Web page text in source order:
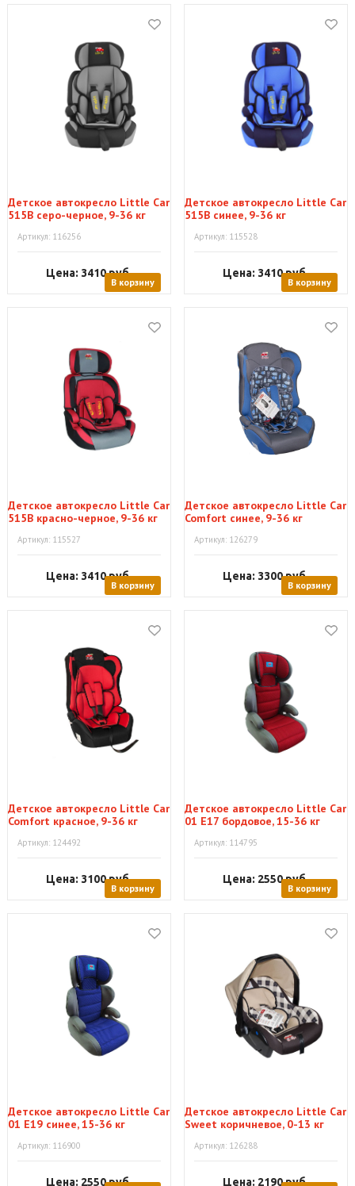
Детское автокресло Little Car
515B серо-черное, 9-36 кг
Артикул: 116256
Цена: 3410руб.
В корзину
Детское автокресло Little Car
515B синее, 9-36 кг
Артикул: 115528
Цена: 3410руб.
В корзину
Детское автокресло Little Car
515B красно-черное, 9-36 кг
Артикул: 115527
Цена: 3410руб.
В корзину
Детское автокресло Little Car
Comfort синее, 9-36 кг
Артикул: 126279
Цена: 3300руб.
В корзину
Детское автокресло Little Car
Comfort красное, 9-36 кг
Артикул: 124492
Цена: 3100руб.
В корзину
Детское автокресло Little Car
01 E17 бордовое, 15-36 кг
Артикул: 114795
Цена: 2550руб.
В корзину
Детское автокресло Little Car
01 E19 синее, 15-36 кг
Артикул: 116900
Цена: 2550руб.
Детское автокресло Little Car
Sweet коричневое, 0-13 кг
Артикул: 126288
Цена: 2190руб.